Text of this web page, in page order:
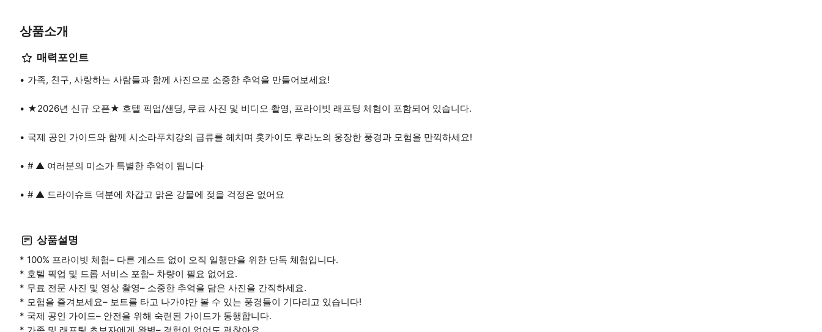
상품소개
매력포인트
가족, 친구, 사랑하는 사람들과 함께 사진으로 소중한 추억을 만들어보세요!
★2026년 신규 오픈★ 호텔 픽업/샌딩, 무료 사진 및 비디오 촬영, 프라이빗 래프팅 체험이 포함되어 있습니다.
국제 공인 가이드와 함께 시소라푸치강의 급류를 헤치며 홋카이도 후라노의 웅장한 풍경과 모험을 만끽하세요!
# ▲ 여러분의 미소가 특별한 추억이 됩니다
# ▲ 드라이슈트 덕분에 차갑고 맑은 강물에 젖을 걱정은 없어요
상품설명
* 100% 프라이빗 체험– 다른 게스트 없이 오직 일행만을 위한 단독 체험입니다.
* 호텔 픽업 및 드롭 서비스 포함– 차량이 필요 없어요.
* 무료 전문 사진 및 영상 촬영– 소중한 추억을 담은 사진을 간직하세요.
* 모험을 즐겨보세요– 보트를 타고 나가야만 볼 수 있는 풍경들이 기다리고 있습니다!
* 국제 공인 가이드– 안전을 위해 숙련된 가이드가 동행합니다.
* 가족 및 래프팅 초보자에게 완벽– 경험이 없어도 괜찮아요.